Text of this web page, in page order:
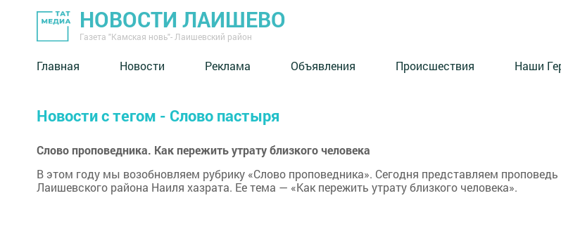
НОВОСТИ ЛАИШЕВО
Газета "Камская новь"- Лаишевский район
Главная Новости Реклама Объявления Происшествия Наши
Новости с тегом - Слово пастыря
Слово проповедника. Как пережить утрату близкого человека
В этом году мы возобновляем рубрику «Слово проповедника». Сегодня представляем
Лаишевского района Наиля хазрата. Ее тема — «Как пережить утрату близкого человека».